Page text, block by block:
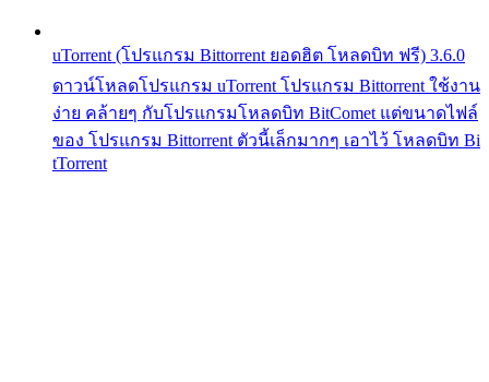
uTorrent (โปรแกรม Bittorrent ยอดฮิต โหลดบิท ฟรี) 3.6.0
ดาวน์โหลดโปรแกรม uTorrent โปรแกรม Bittorrent ใช้งาน
ง่าย คล้ายๆ กับโปรแกรมโหลดบิท BitComet แต่ขนาดไฟล์
ของ โปรแกรม Bittorrent ตัวนี้เล็กมากๆ เอาไว้ โหลดบิท Bi
tTorrent